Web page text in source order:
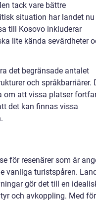
tack vare bättre
situation har landet
till Kosovo inkluderar
lite kända sevärdheter
det begränsade antalet
och språkbarriärer.
om att vissa platser
det kan finnas vissa
för resenärer som är
vanliga turistspåren.
gör det till en
och avkoppling. Med